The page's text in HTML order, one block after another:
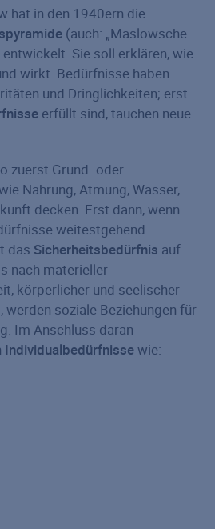
hat in den 1940ern die
(auch: „Maslowsche
Sie soll erklären, wie
wirkt. Bedürfnisse haben
und Dringlichkeiten; erst
erfüllt sind, tauchen neue
zuerst Grund- oder
Nahrung, Atmung, Wasser,
decken. Erst dann, wenn
weitestgehend
das Sicherheitsbedürfnis auf.
nach materieller
körperlicher und seelischer
soziale Beziehungen für
Im Anschluss daran
Individualbedürfnissewie: